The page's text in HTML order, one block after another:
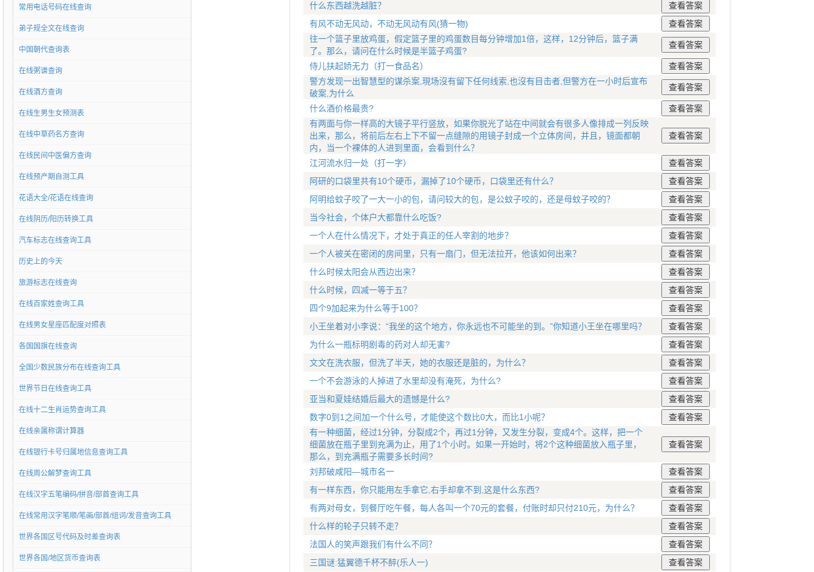
常用电话号码在线查询
弟子规全文在线查询
中国朝代查询表
在线粥谱查询
在线酒方查询
在线生男生女预测表
在线中草药名方查询
在线民间中医偏方查询
在线预产期自测工具
花语大全/花语在线查询
在线阴历/阳历转换工具
汽车标志在线查询工具
历史上的今天
旅游标志在线查询
在线百家姓查询工具
在线男女星座匹配度对照表
各国国旗在线查询
全国少数民族分布在线查询工具
世界节日在线查询工具
在线十二生肖运势查询工具
在线亲属称谓计算器
在线银行卡号归属地信息查询工具
在线周公解梦查询工具
在线汉字五笔编码/拼音/部首查询工具
在线常用汉字笔顺/笔画/部首/组词/发音查询工具
世界各国区号代码及时差查询表
世界各国/地区货币查询表
什么东西越洗越脏？
有风不动无风动，不动无风动有风(猜一物)
往一个篮子里放鸡蛋，假定篮子里的鸡蛋数目每分钟增加1倍，这样，12分钟后，篮子满
了。那么，请问在什么时候是半篮子鸡蛋?
侍儿扶起娇无力（打一食品名）
警方发现一出智慧型的谋杀案,現场沒有留下任何线索,也沒有目击者,但警方在一小时后宣布
破案,为什么
什么酒价格最贵?
有两面与你一样高的大镜子平行竖放，如果你脱光了站在中间就会有很多人像排成一列反映
出来，那么，将前后左右上下不留一点缝隙的用镜子封成一个立体房间，并且，镜面都朝
内，当一个裸体的人进到里面，会看到什么？
江河流水归一处（打一字）
阿研的口袋里共有10个硬币，漏掉了10个硬币，口袋里还有什么？
阿明给蚊子咬了一大一小的包，请问较大的包，是公蚊子咬的，还是母蚊子咬的？
当今社会，个体户大都靠什么吃饭?
一个人在什么情况下，才处于真正的任人宰割的地步？
一个人被关在密闭的房间里，只有一扇门，但无法拉开，他该如何出来？
什么时候太阳会从西边出来？
什么时候，四减一等于五？
四个9加起来为什么等于100？
小王坐着对小李说：“我坐的这个地方，你永远也不可能坐的到。”你知道小王坐在哪里吗？
为什么一瓶标明剧毒的药对人却无害?
文文在洗衣服，但洗了半天，她的衣服还是脏的，为什么？
一个不会游泳的人掉进了水里却没有淹死，为什么?
亚当和夏娃结婚后最大的遗憾是什么?
数字0到1之间加一个什么号，才能使这个数比0大，而比1小呢？
有一种细菌，经过1分钟，分裂成2个，再过1分钟，又发生分裂，变成4个。这样，把一个
细菌放在瓶子里到充满为止，用了1个小时。如果一开始时，将2个这种细菌放入瓶子里，
那么，到充满瓶子需要多长时间?
刘邦破咸阳—城市名一
有一样东西，你只能用左手拿它,右手却拿不到,这是什么东西?
有两对母女，到餐厅吃午餐，每人各叫一个70元的套餐，付账时却只付210元，为什么？
什么样的轮子只转不走？
法国人的笑声跟我们有什么不同？
三国谜:猛翼德千杯不醉(乐人一)